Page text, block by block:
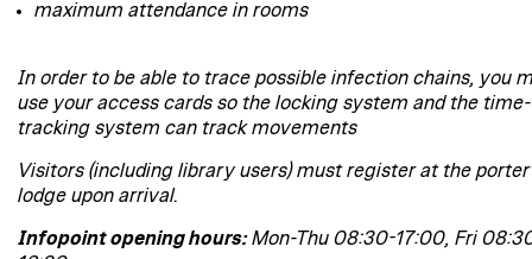
maximum attendance in rooms
In order to be able to trace possible infection chains, you
use your access cards so the locking system and the time-
tracking system can track movements
Visitors (including library users) must register at the
lodge upon arrival.
Infopoint opening hours:Mon-Thu 08:30-17:00, Fri